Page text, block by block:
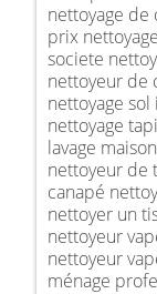
nettoyage de
prix
societe
nettoyeur de
nettoyage
nettoyage
lavage maison
nettoyeur de
canapé
nettoyer un
nettoyeur
nettoyeur
ménage